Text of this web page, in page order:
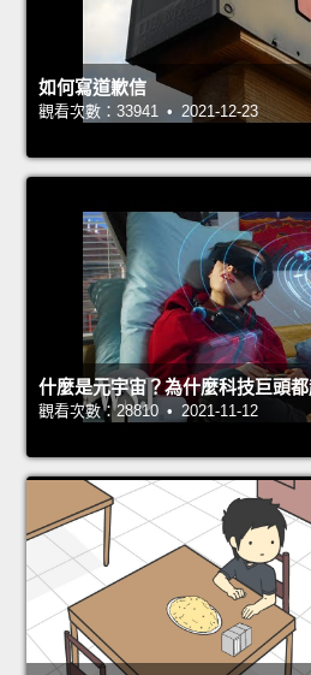
如何寫道歉信
觀看次數：33941 • 2021-12-23
什麼是元宇宙？為什麼科技巨頭
觀看次數：28810 • 2021-11-12